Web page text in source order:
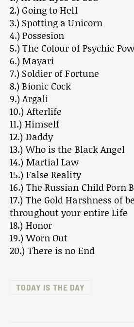
2.) Going to Hell
3.) Spotting a Unicorn
4.) Possesion
5.) The Colour of Psychic
6.) Mayari
7.) Soldier of Fortune
8.) Bionic Cock
9.) Argali
10.) Afterlife
11.) Himself
12.) Daddy
13.) Who is the Black Angel
14.) Martial Law
15.) False Reality
16.) The Russian Child Porn
17.) The Gold Harshness of
throughout your entire Life
18.) Honor
19.) Worn Out
20.) There is no End
TODAY IS THE DAY